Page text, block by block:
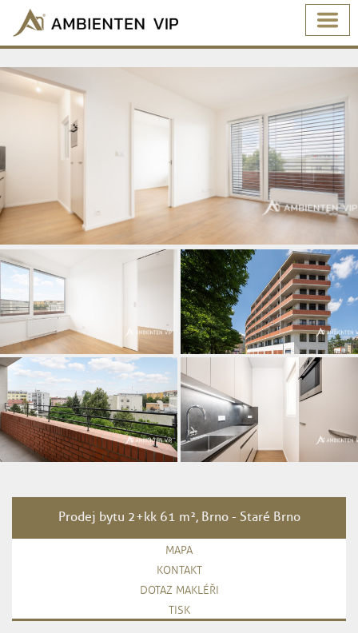
Prodej bytu 2+kk 61 m², Brno - Staré Brno
MAPA
KONTAKT
DOTAZ MAKLÉŘI
TISK